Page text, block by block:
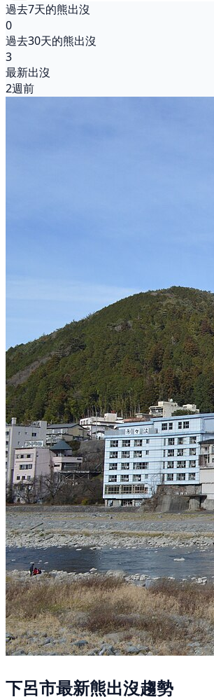
過去7天的熊出沒
0
過去30天的熊出沒
3
最新出沒
2週前
下呂市最新熊出沒趨勢